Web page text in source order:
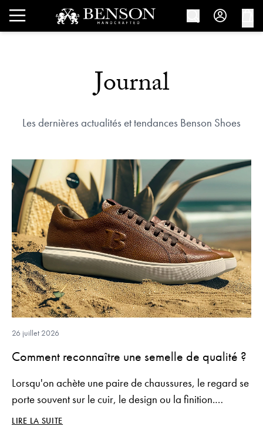
Journal
Les dernières actualités et tendances Benson Shoes
26 juillet 2026
Comment reconnaître une semelle de qualité ?
Lorsqu'on achète une paire de chaussures, le regard se
porte souvent sur le cuir, le design ou la finition.
Pourtant, la semelle est tout aussi importante, car elle
LIRE LA SUITE